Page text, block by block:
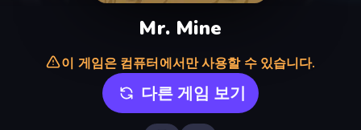
Mr. Mine
이 게임은 컴퓨터에서만 사용할 수 있습니다.
다른 게임 보기